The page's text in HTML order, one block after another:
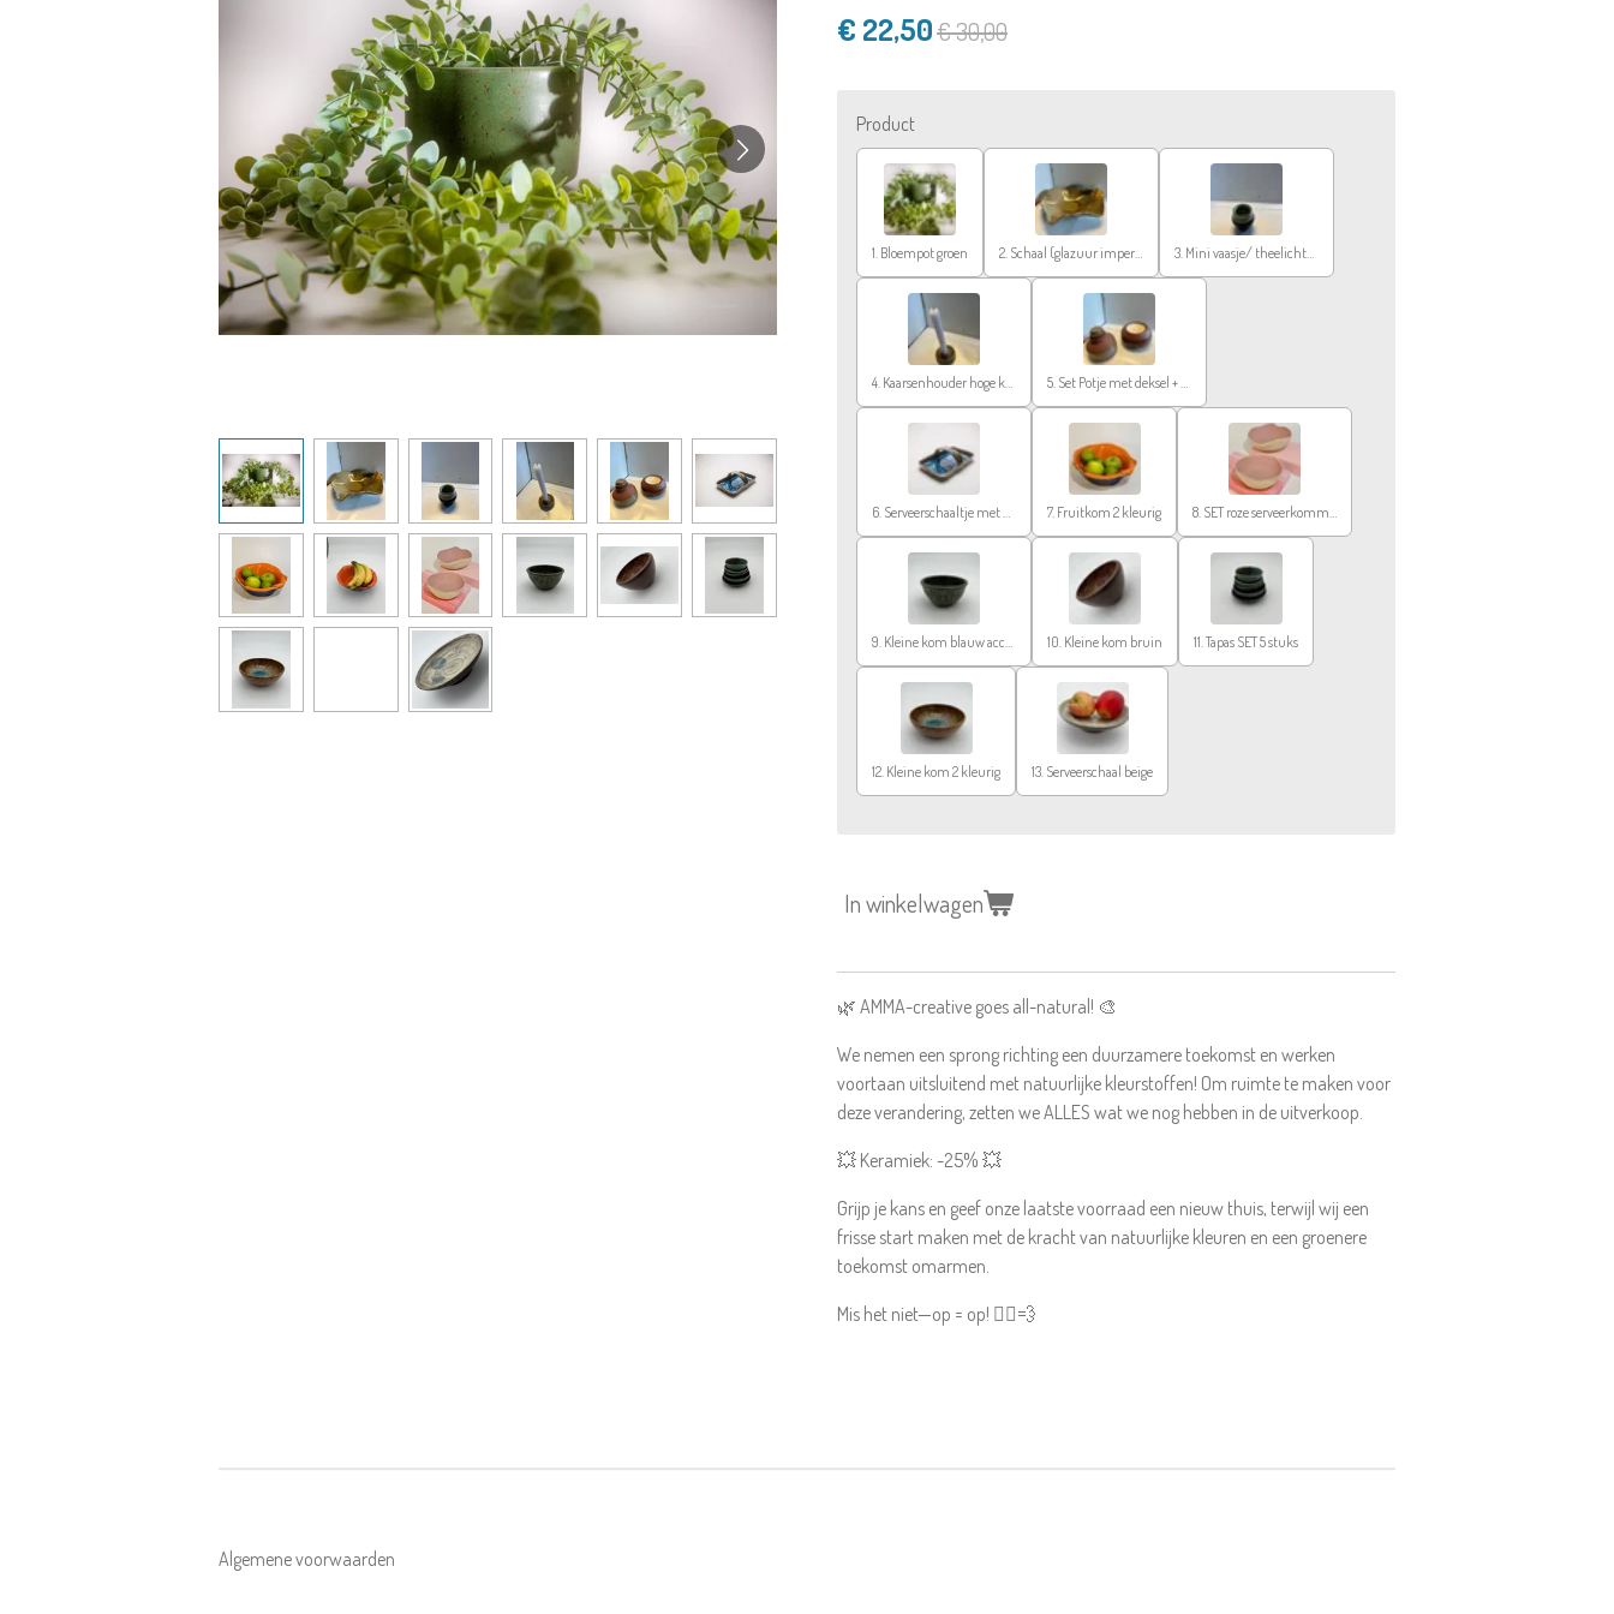
€ 22,50€ 30,00
Product
1. Bloempot groen
7. Fruitkom 2 kleurig
10. Kleine kom bruin 11. Tapas SET 5 stuks
12. Kleine kom 2 kleurig 13. Serveerschaal beige
In winkelwagen
🌿 AMMA-creative goes all-natural! 🎨
We nemen een sprong richting een duurzamere toekomst en werken
voortaan uitsluitend met natuurlijke kleurstoffen! Om ruimte te maken voor
deze verandering, zetten we ALLES wat we nog hebben in de uitverkoop.
💥 Keramiek: -25% 💥
Grijp je kans en geef onze laatste voorraad een nieuw thuis, terwijl wij een
frisse start maken met de kracht van natuurlijke kleuren en een groenere
toekomst omarmen.
Mis het niet—op = op! 🏃‍♂️💨
Algemene voorwaarden